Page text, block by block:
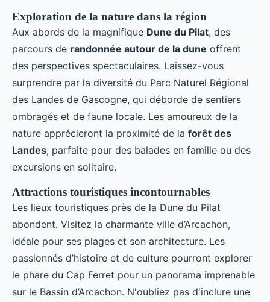
Exploration de la nature dans la région
Aux abords de la magnifique Dune du Pilat, des
parcours de randonnée autour de la dune offrent
des perspectives spectaculaires. Laissez-vous
surprendre par la diversité du Parc Naturel Régional
des Landes de Gascogne, qui déborde de sentiers
ombragés et de faune locale. Les amoureux de la
nature apprécieront la proximité de la forêt des
Landes, parfaite pour des balades en famille ou des
excursions en solitaire.
Attractions touristiques incontournables
Les lieux touristiques près de la Dune du Pilat
abondent. Visitez la charmante ville d’Arcachon,
idéale pour ses plages et son architecture. Les
passionnés d’histoire et de culture pourront explorer
le phare du Cap Ferret pour un panorama imprenable
sur le Bassin d’Arcachon. N'oubliez pas d'inclure une